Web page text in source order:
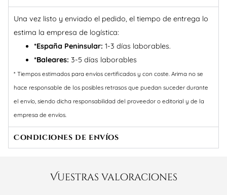
Una vez listo y enviado el pedido, el tiempo de entrega lo
estima la empresa de logística:
*España Peninsular: 1-3 días laborables.
*Baleares: 3-5 días laborables
* Tiempos estimados para envíos certificados y con coste. Arima no se
hace responsable de los posibles retrasos que puedan suceder durante
el envío, siendo dicha responsabilidad del proveedor o editorial y de la
empresa de envíos.
Condiciones de envíos
Vuestras valoraciones